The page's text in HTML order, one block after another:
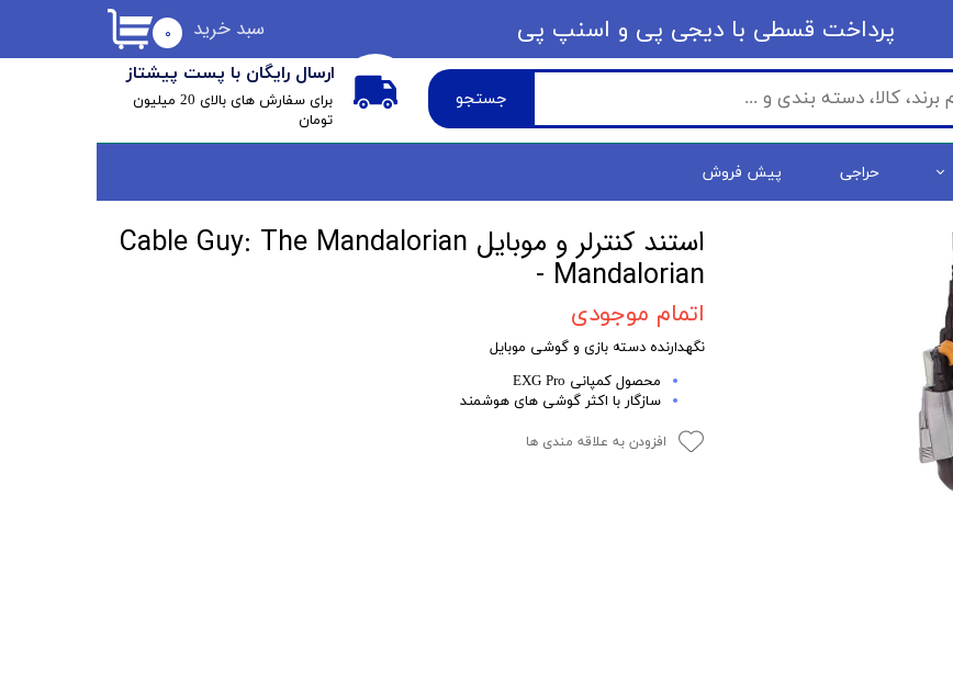
جستجو
ارسال رایگان با پست پیشتاز
​برای سفارش های بالای 20 میلیون
تومان
۰ سبد خرید ​​پرداخت قسطی با دیجی پی ​​​​​​​و اسنپ پی
حراجی پیش فروش
استند کنترلر و موبایل Cable Guy: The Mandalorian
- Mandalorian
اتمام موجودی
نگهدارنده دسته بازی و گوشی موبایل
محصول کمپانی EXG Pro
سازگار با اکثر گوشی های هوشمند
افزودن به علاقه مندی ها